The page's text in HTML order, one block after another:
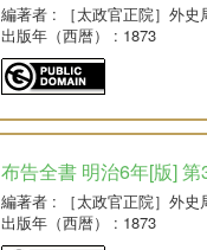
編著者 : ［太政官正院］外史
出版年（西暦）
: 1873
布告全書 明治6年[版] 第
編著者 : ［太政官正院］外史
出版年（西暦）
: 1873